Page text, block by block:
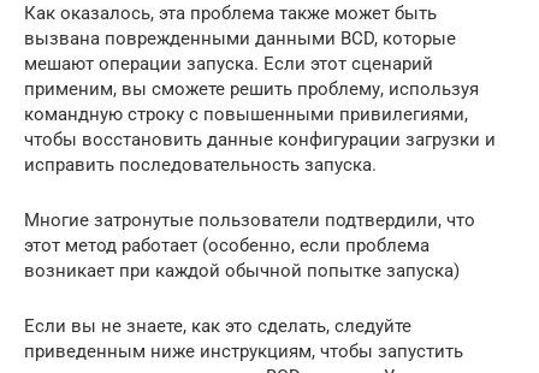
Как оказалось, эта проблема также может быть
вызвана поврежденными данными BCD, которые
мешают операции запуска. Если этот сценарий
применим, вы сможете решить проблему, используя
командную строку с повышенными привилегиями,
чтобы восстановить данные конфигурации загрузки и
исправить последовательность запуска.
Многие затронутые пользователи подтвердили, что
этот метод работает (особенно, если проблема
возникает при каждой обычной попытке запуска)
Если вы не знаете, как это сделать, следуйте
приведенным ниже инструкциям, чтобы запустить